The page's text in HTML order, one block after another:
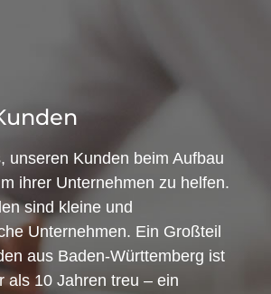
unseren Kunden beim Aufbau
ihrer Unternehmen zu helfen.
sind kleine und
Unternehmen. Ein Großteil
aus Baden-Württemberg ist
als 10 Jahren treu – ein